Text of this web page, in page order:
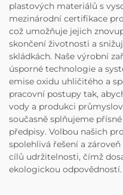
plastových materiálů s
mezinárodní certifikace
což umožňuje jejich
skončení životnosti a
skládkách. Naše výrobní
úsporné technologie a
emise oxidu uhličitého a
pracovní postupy tak,
vody a produkci
současně splňujeme
předpisy. Volbou našich
spolehlivá řešení a
cílů udržitelnosti, čímž
ekologickou odpovědností.